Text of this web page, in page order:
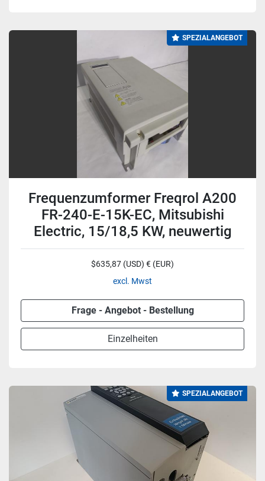
SPEZIALANGEBOT
Frequenzumformer Freqrol A200
FR-240-E-15K-EC, Mitsubishi
Electric, 15/18,5 KW, neuwertig
$635,87 (USD) € (EUR)
excl. Mwst
Frage - Angebot - Bestellung
Einzelheiten
SPEZIALANGEBOT